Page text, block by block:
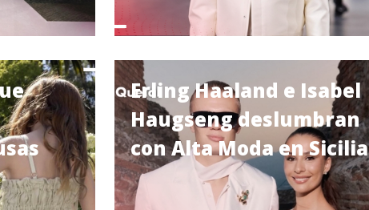
Erling Haaland e Isabel
Haugseng deslumbran
con Alta Moda en Sicilia